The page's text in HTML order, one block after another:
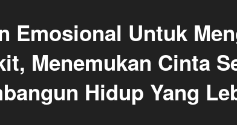
Emosional Untuk
Menemukan Cinta
Hidup Yang